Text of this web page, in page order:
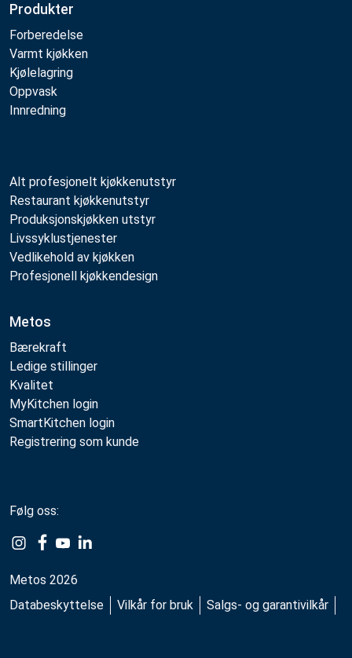
Produkter
Forberedelse
Varmt kjøkken
Kjølelagring
Oppvask
Innredning
Alt profesjonelt kjøkkenutstyr
Restaurant kjøkkenutstyr
Produksjonskjøkken utstyr
Livssyklustjenester
Vedlikehold av kjøkken
Profesjonell kjøkkendesign
Metos
Bærekraft
Ledige stillinger
Kvalitet
MyKitchen login
SmartKitchen login
Registrering som kunde
Metos 2026
Databeskyttelse
Vilkår for bruk Salgs- og garantivilkår
Følg oss:
Example
ExampleExampleExample